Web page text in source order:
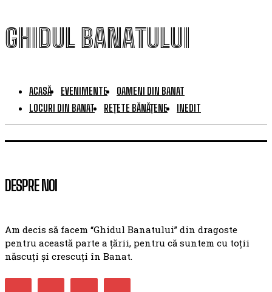
GHIDUL BANATULUI
ACASĂ EVENIMENTE
OAMENI DIN BANAT
LOCURI DIN BANAT
REȚETE BĂNĂȚENE INEDIT
DESPRE NOI
Am decis să facem “Ghidul Banatului” din dragoste
pentru această parte a țării, pentru că suntem cu toții
născuți și crescuți în Banat.